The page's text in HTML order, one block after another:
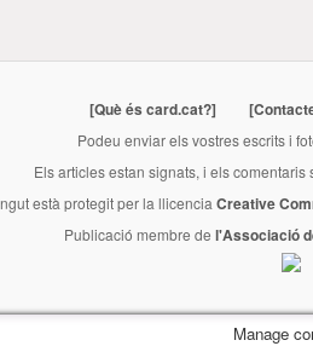
[Què és card.cat?]
Podeu enviar els vostres escrits i
Els articles estan signats, i els
està protegit per la llicencia Creative
Publicació membre de l'Associació
Manage